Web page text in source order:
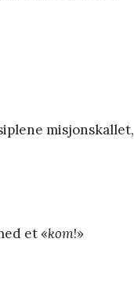
misjonskallet,
et «kom!»